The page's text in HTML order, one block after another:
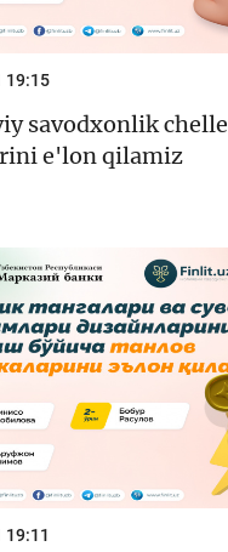
19:15
savodxonlik
e'lon qilamiz
19:11